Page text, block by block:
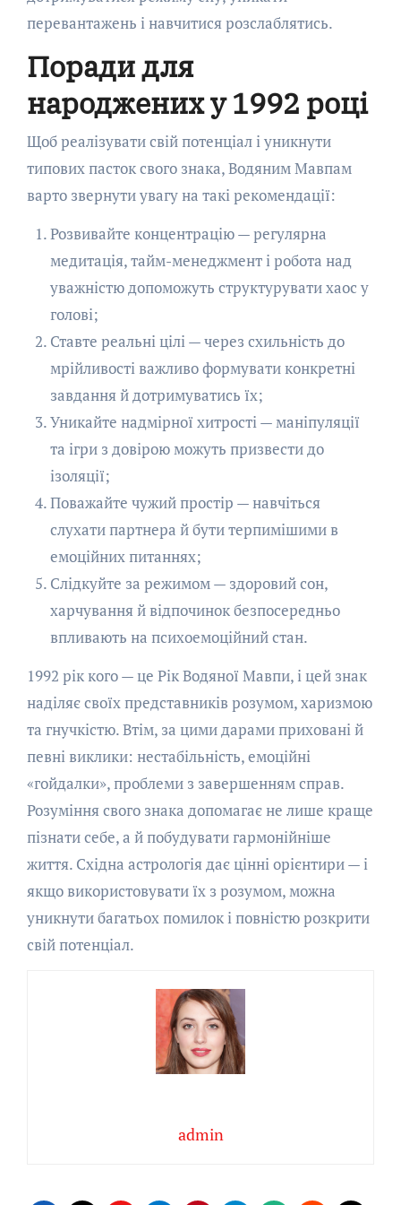
перевантажень і навчитися розслаблятись.
Поради для
народжених у 1992 році
Щоб реалізувати свій потенціал і уникнути
типових пасток свого знака, Водяним Мавпам
варто звернути увагу на такі рекомендації:
Розвивайте концентрацію — регулярна
медитація, тайм-менеджмент і робота над
уважністю допоможуть структурувати хаос у
голові;
Ставте реальні цілі — через схильність до
мрійливості важливо формувати конкретні
завдання й дотримуватись їх;
Уникайте надмірної хитрості — маніпуляції
та ігри з довірою можуть призвести до
ізоляції;
Поважайте чужий простір — навчіться
слухати партнера й бути терпимішими в
емоційних питаннях;
Слідкуйте за режимом — здоровий сон,
харчування й відпочинок безпосередньо
впливають на психоемоційний стан.
1992 рік кого — це Рік Водяної Мавпи, і цей знак
наділяє своїх представників розумом, харизмою
та гнучкістю. Втім, за цими дарами приховані й
певні виклики: нестабільність, емоційні
«гойдалки», проблеми з завершенням справ.
Розуміння свого знака допомагає не лише краще
пізнати себе, а й побудувати гармонійніше
життя. Східна астрологія дає цінні орієнтири — і
якщо використовувати їх з розумом, можна
уникнути багатьох помилок і повністю розкрити
свій потенціал.
admin